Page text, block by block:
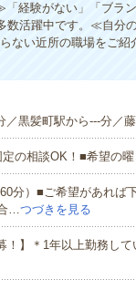
経験がない」「ブラ
数活躍中です。≪自分
ない近所の職場をご
／黒髪町駅から---分／
の相談OK！■希望の
分）■ご希望があれば
…つづきを見る
！】＊1年以上勤務し